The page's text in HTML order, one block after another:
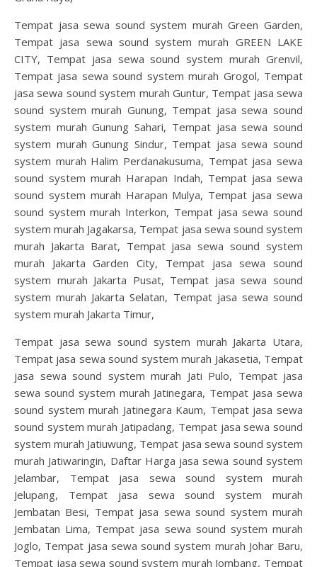
Tempat jasa sewa sound system murah Green Garden,
Tempat jasa sewa sound system murah GREEN LAKE
CITY, Tempat jasa sewa sound system murah Grenvil,
Tempat jasa sewa sound system murah Grogol, Tempat
jasa sewa sound system murah Guntur, Tempat jasa sewa
sound system murah Gunung, Tempat jasa sewa sound
system murah Gunung Sahari, Tempat jasa sewa sound
system murah Gunung Sindur, Tempat jasa sewa sound
system murah Halim Perdanakusuma, Tempat jasa sewa
sound system murah Harapan Indah, Tempat jasa sewa
sound system murah Harapan Mulya, Tempat jasa sewa
sound system murah Interkon, Tempat jasa sewa sound
system murah Jagakarsa, Tempat jasa sewa sound system
murah Jakarta Barat, Tempat jasa sewa sound system
murah Jakarta Garden City, Tempat jasa sewa sound
system murah Jakarta Pusat, Tempat jasa sewa sound
system murah Jakarta Selatan, Tempat jasa sewa sound
system murah Jakarta Timur,
Tempat jasa sewa sound system murah Jakarta Utara,
Tempat jasa sewa sound system murah Jakasetia, Tempat
jasa sewa sound system murah Jati Pulo, Tempat jasa
sewa sound system murah Jatinegara, Tempat jasa sewa
sound system murah Jatinegara Kaum, Tempat jasa sewa
sound system murah Jatipadang, Tempat jasa sewa sound
system murah Jatiuwung, Tempat jasa sewa sound system
murah Jatiwaringin, Daftar Harga jasa sewa sound system
Jelambar, Tempat jasa sewa sound system murah
Jelupang, Tempat jasa sewa sound system murah
Jembatan Besi, Tempat jasa sewa sound system murah
Jembatan Lima, Tempat jasa sewa sound system murah
Joglo, Tempat jasa sewa sound system murah Johar Baru,
Tempat jasa sewa sound system murah Jombang, Tempat